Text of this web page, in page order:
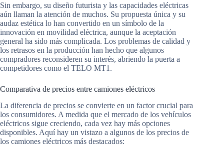
Sin embargo, su diseño futurista y las capacidades eléctricas
aún llaman la atención de muchos. Su propuesta única y su
audaz estética lo han convertido en un símbolo de la
innovación en movilidad eléctrica, aunque la aceptación
general ha sido más complicada. Los problemas de calidad y
los retrasos en la producción han hecho que algunos
compradores reconsideren su interés, abriendo la puerta a
competidores como el TELO MT1.
Comparativa de precios entre camiones eléctricos
La diferencia de precios se convierte en un factor crucial para
los consumidores. A medida que el mercado de los vehículos
eléctricos sigue creciendo, cada vez hay más opciones
disponibles. Aquí hay un vistazo a algunos de los precios de
los camiones eléctricos más destacados: